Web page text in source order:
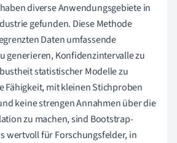
diverse Anwendungsgebiete in
gefunden. Diese Methode
Daten umfassende
generieren, Konfidenzintervalle zu
statistischer Modelle zu
Fähigkeit, mit kleinen Stichproben
keine strengen Annahmen über die
zu machen, sind Bootstrap-
wertvoll für Forschungsfelder, in